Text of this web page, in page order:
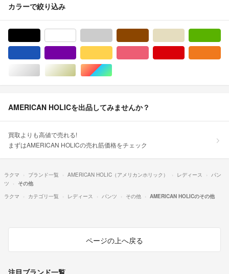
カラーで絞り込み
シルバー/銀色系ゴールド/金色系マルチカラー
AMERICAN HOLICを出品してみませんか？
買取よりも高値で売れる!
まずはAMERICAN HOLICの売れ筋価格をチェック
ラクマ ブランド一覧 AMERICAN HOLIC（アメリカンホリック） レディース
パン
ツ
その他
ラクマ
カテゴリ一覧 レディース パンツ その他 AMERICAN HOLICのその他
ページの上へ戻る
注目ブランド一覧